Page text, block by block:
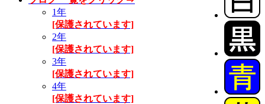
1年
[保護されています]
2年
[保護されています]
3年
[保護されています]
4年
[保護されています]